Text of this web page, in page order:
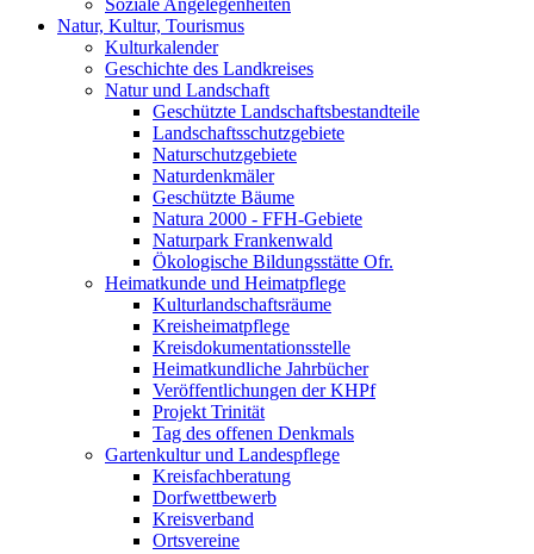
Soziale Angelegenheiten
Natur, Kultur, Tourismus
Kulturkalender
Geschichte des Landkreises
Natur und Landschaft
Geschützte Landschaftsbestandteile
Landschaftsschutzgebiete
Naturschutzgebiete
Naturdenkmäler
Geschützte Bäume
Natura 2000 - FFH-Gebiete
Naturpark Frankenwald
Ökologische Bildungsstätte Ofr.
Heimatkunde und Heimatpflege
Kulturlandschaftsräume
Kreisheimatpflege
Kreisdokumentationsstelle
Heimatkundliche Jahrbücher
Veröffentlichungen der KHPf
Projekt Trinität
Tag des offenen Denkmals
Gartenkultur und Landespflege
Kreisfachberatung
Dorfwettbewerb
Kreisverband
Ortsvereine